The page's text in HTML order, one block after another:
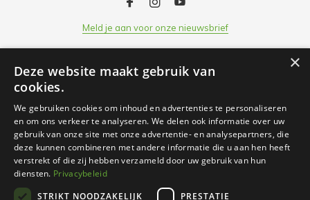
Meld je aan voor onze nieuwsbrief
Klantenservice
Openingsuren
Informatie
×
Deze website maakt gebruik van
cookies.
We gebruiken cookies om inhoud en advertenties te personaliseren
en om ons verkeer te analyseren. We delen ook informatie over uw
gebruik van onze site met onze advertentie- en analysepartners, die
deze kunnen combineren met andere informatie die u aan hen heeft
verstrekt of die zij hebben verzameld door uw gebruik van hun
diensten. Privacybeleid
STRIKT NOODZAKELIJK
PRESTATIE